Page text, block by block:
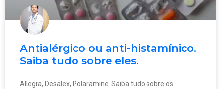
Antialérgico ou anti-histamínico.
Saiba tudo sobre eles.
Allegra, Desalex, Polaramine. Saiba tudo sobre os